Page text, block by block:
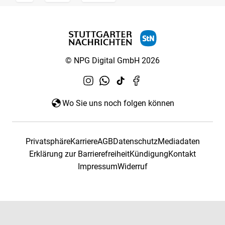
© NPG Digital GmbH 2026
Wo Sie uns noch folgen können
PrivatsphäreKarriereAGBDatenschutzMediadaten
Erklärung zur BarrierefreiheitKündigungKontakt
ImpressumWiderruf